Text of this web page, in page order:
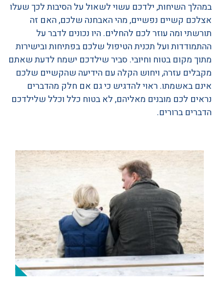
במהלך השיחות, ילדכם עשוי לשאול על הסיבות לכך שעלו
אצלכם קשיים נפשיים, מהי האבחנה שלכם, האם זה
תורשתי ומה עוזר לכם להחלים. היו נכונים לדבר על
ההתמודדות ועל תכנית הטיפול שלכם בפתיחות ובישירות
מתוך מקום בטוח וחיובי. סביר שילדכם ישמח לדעת שאתם
מקבלים עזרה, ויחוש הקלה עם הידיעה שהקשיים שלכם
אינם באשמתו. ראוי להדגיש כי גם אם חלק מהדברים
נראים לכם מובנים מאליהם, לא בטוח כלל וכלל שלילדכם
הדברים ברורים.